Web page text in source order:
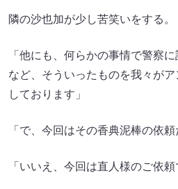
隣の沙也加が少し苦笑いをする。
「他にも、何らかの事情で警察
など、そういったものを我々が
しております」
「で、今回はその香典泥棒の依頼
「いいえ、今回は直人様のご依頼